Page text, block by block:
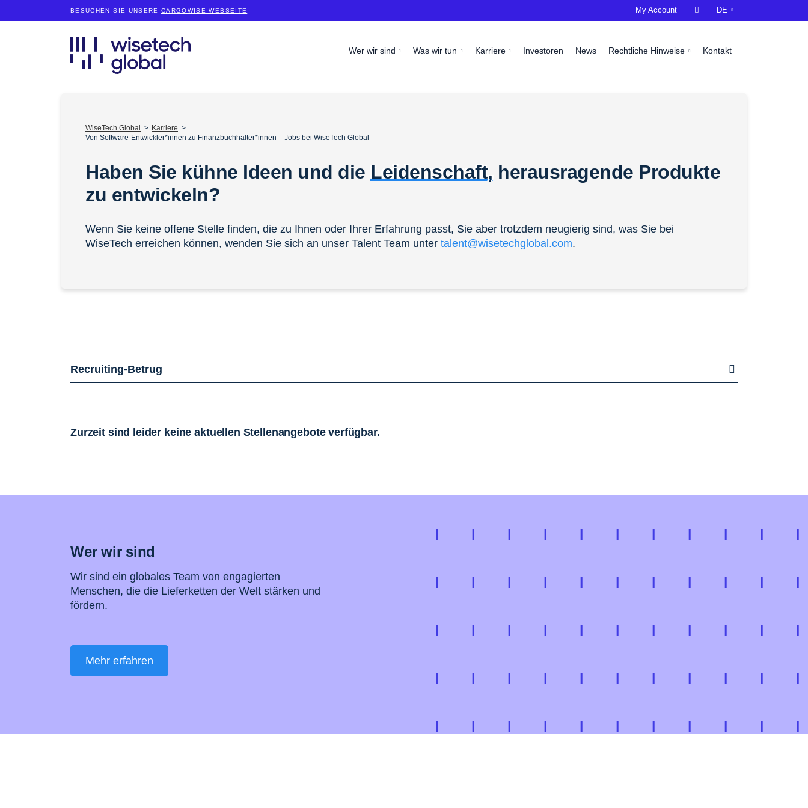
BESUCHEN SIE UNSERE CARGOWISE-WEBSEITE
Wer wir sind Was wir tun Karriere Investoren News Rechtliche Hinweise Kontakt
My Account  DE
WiseTech Global
Karriere
Von Software-Entwickler*innen zu Finanzbuchhalter*innen – Jobs bei WiseTech Global
Haben Sie kühne Ideen und die Leidenschaft, herausragende Produkte
zu entwickeln?
Wenn Sie keine offene Stelle finden, die zu Ihnen oder Ihrer Erfahrung passt, Sie aber trotzdem neugierig sind, was Sie bei
WiseTech erreichen können, wenden Sie sich an unser Talent Team unter talent@wisetechglobal.com.
Recruiting-Betrug
Zurzeit sind leider keine aktuellen Stellenangebote verfügbar.
Wer wir sind
Wir sind ein globales Team von engagierten
Menschen, die die Lieferketten der Welt stärken und
fördern.
Mehr erfahren